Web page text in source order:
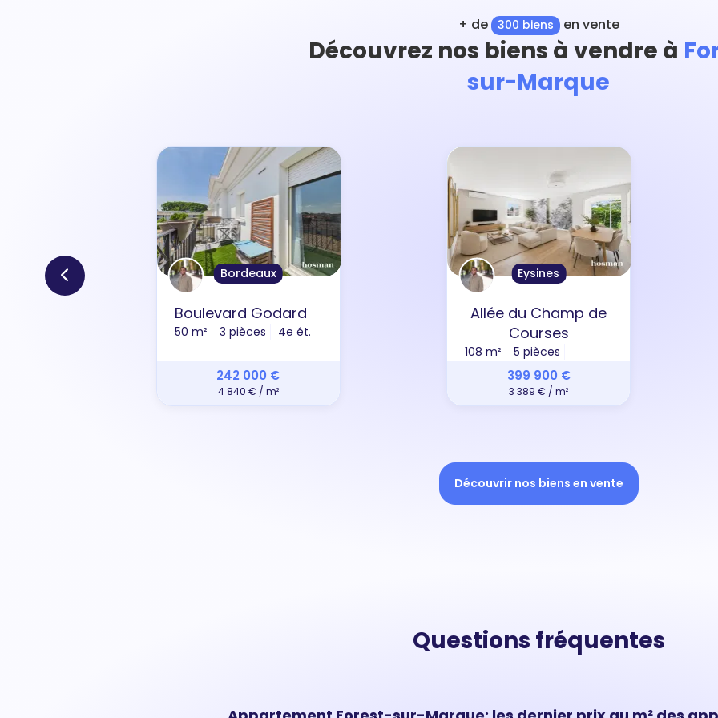
+ de 300 biens en vente
Découvrez nos biens à vendre à
sur-Marque
Bordeaux
Boulevard Godard
50 m² 3 pièces 4e ét.
242 000 €
4 840 € / m²
Eysines
Allée du Champ de
Courses
108 m² 5 pièces
399 900 €
3 389 € / m²
Découvrir nos biens en vente
Questions fréquentes